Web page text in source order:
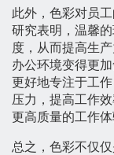
此外，色彩对员
研究表明，温馨
度，从而提高生
办公环境变得更
更好地专注于工
压力，提高工作
更高质量的工作
总之，色彩不仅